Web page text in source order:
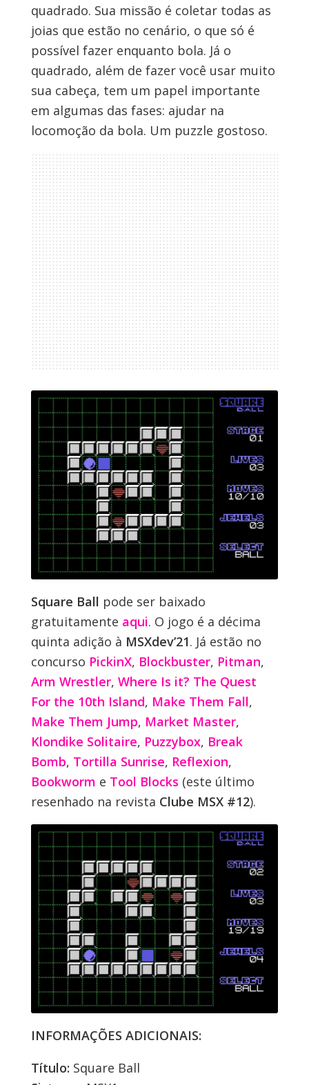
quadrado. Sua missão é coletar todas as
joias que estão no cenário, o que só é
possível fazer enquanto bola. Já o
quadrado, além de fazer você usar muito
sua cabeça, tem um papel importante
em algumas das fases: ajudar na
locomoção da bola. Um puzzle gostoso.
Square Ball pode ser baixado
gratuitamente aqui. O jogo é a décima
quinta adição à MSXdev’21. Já estão no
concurso PickinX, Blockbuster, Pitman,
Arm Wrestler, Where Is it? The Quest
For the 10th Island, Make Them Fall,
Make Them Jump, Market Master,
Klondike Solitaire, Puzzybox, Break
Bomb, Tortilla Sunrise, Reflexion,
Bookworm e Tool Blocks (este último
resenhado na revista Clube MSX #12).
INFORMAÇÕES ADICIONAIS:
Título: Square Ball